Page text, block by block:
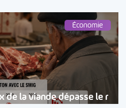
Économie
de la viande dépasse le r